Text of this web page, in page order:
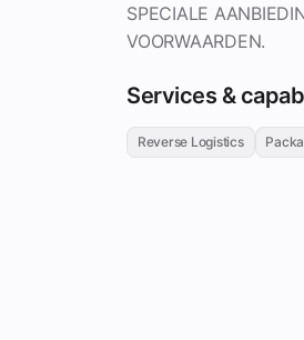
SPECIALE
VOORWAARDEN.
Services &
Reverse Logistics